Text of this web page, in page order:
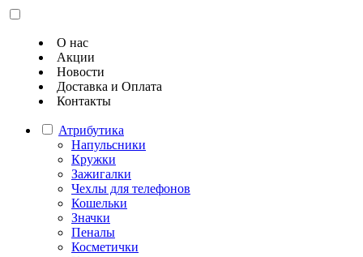
О нас
Акции
Новости
Доставка и Оплата
Контакты
Атрибутика
Напульсники
Кружки
Зажигалки
Чехлы для телефонов
Кошельки
Значки
Пеналы
Косметички